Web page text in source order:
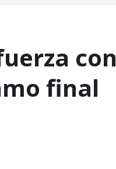
con
final